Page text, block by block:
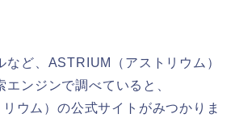
など、ASTRIUM（アストリウム）
ンジンで調べていると、
ウム）の公式サイトがみつかりま